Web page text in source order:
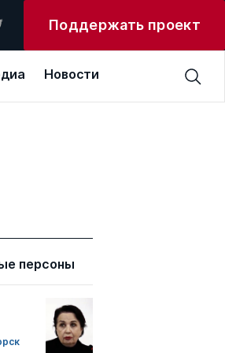
Поддержать проект
Новости
персоны